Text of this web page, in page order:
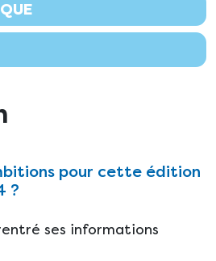
pour cette édition
?
ses informations